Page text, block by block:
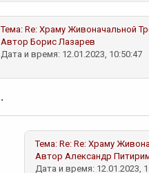
Тема: Re: Храму Живоначальной
Автор Борис Лазарев
Дата и время: 12.01.2023, 10:50:47
.
Тема: Re: Re: Храму
Автор Александр
Дата и время: 12.01.2023,